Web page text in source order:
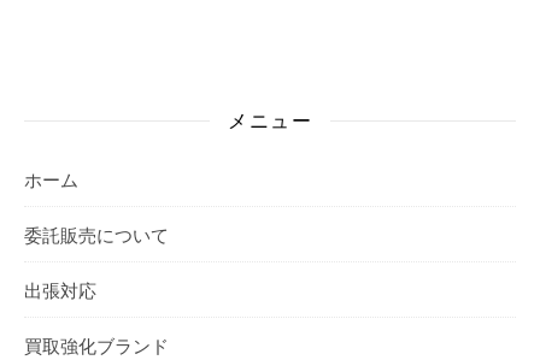
メニュー
ホーム
委託販売について
出張対応
買取強化ブランド